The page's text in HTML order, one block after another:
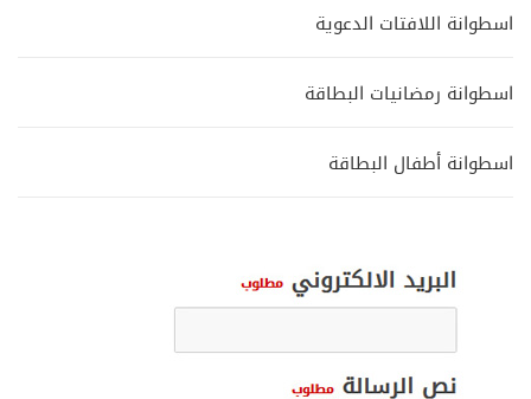
اسطوانة اللافتات الدعوية
اسطوانة رمضانيات البطاقة
اسطوانة أطفال البطاقة